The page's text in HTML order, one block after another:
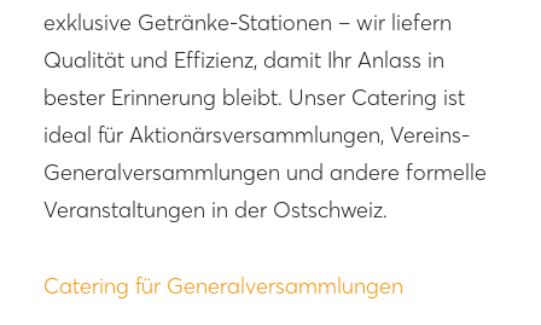
exklusive Getränke-Stationen – wir liefern
Qualität und Effizienz, damit Ihr Anlass in
bester Erinnerung bleibt. Unser Catering ist
ideal für Aktionärsversammlungen, Vereins-
Generalversammlungen und andere formelle
Veranstaltungen in der Ostschweiz.
Catering für Generalversammlungen